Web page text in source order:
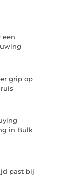
een
grip op
in Bulk
past bij